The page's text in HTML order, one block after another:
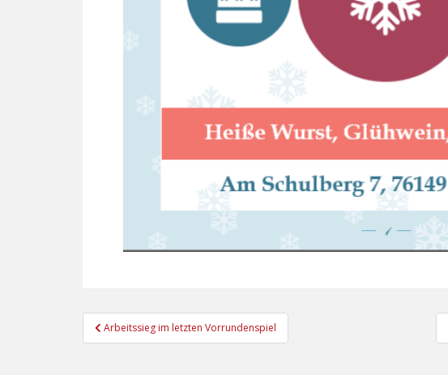
Beitragsnavigation
Arbeitssieg im letzten Vorrundenspiel